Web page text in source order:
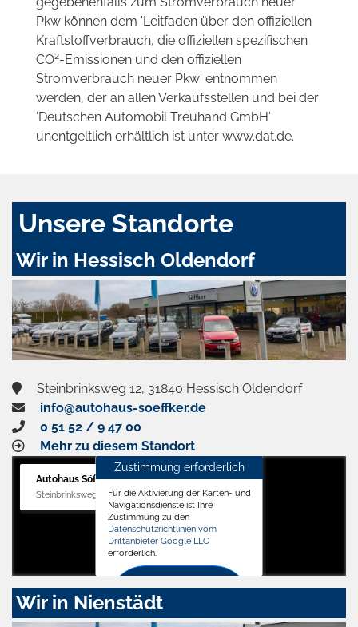
Pkw können dem 'Leitfaden über den offiziellen
Kraftstoffverbrauch, die offiziellen spezifischen
CO2-Emissionen und den offiziellen
Stromverbrauch neuer Pkw' entnommen
werden, der an allen Verkaufsstellen und bei der
'Deutschen Automobil Treuhand GmbH'
unentgeltlich erhältlich ist unter www.dat.de.
Unsere Standorte
Wir in Hessisch Oldendorf
Steinbrinksweg 12, 31840 Hessisch Oldendorf
info@autohaus-soeffker.de
0 51 52 / 9 47 00
Mehr zu diesem Standort
Autohaus Söffker GmbH
Steinbrinksweg 12, 31840 Hessisch Oldendorf
Zustimmung erforderlich
Für die Aktivierung der Karten- und
Navigationsdienste ist Ihre
Zustimmung zu den
Datenschutzrichtlinien vom
Drittanbieter Google LLC
erforderlich.
Zustimmen
aktivieren
Wir in Nienstädt